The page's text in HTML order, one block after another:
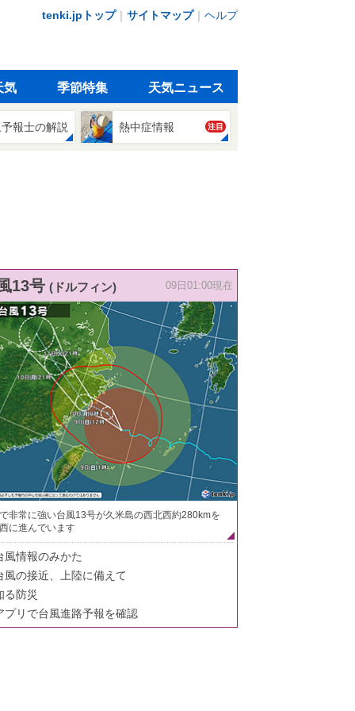
tenki.jpトップ｜ サイトマップ｜ ヘルプ
気 季節特集 天気ニュース
報士の解説 熱中症情報 注目
13号 (ドルフィン) 09日01:00現在
非常に強い台風13号が久米島の西北西約280kmを
に進んでいます
風情報のみかた
風の接近、上陸に備えて
る防災
プリで台風進路予報を確認